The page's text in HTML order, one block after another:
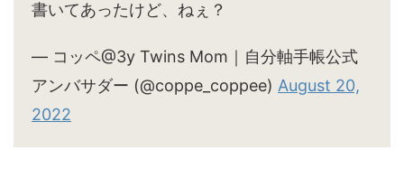
書いてあったけど、ねぇ？
— コッペ@3y Twins Mom｜自分軸手帳公式
アンバサダー (@coppe_coppee) August 20,
2022